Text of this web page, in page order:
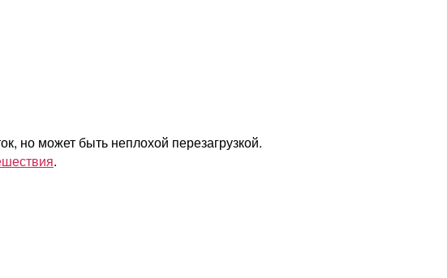
но может быть неплохой перезагрузкой.
.